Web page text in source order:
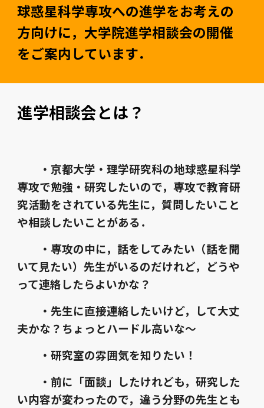
球惑星科学専攻への進学をお考えの
方向けに，大学院進学相談会の開催
をご案内しています．
進学相談会とは？
・京都大学・理学研究科の地球惑星科学
専攻で勉強・研究したいので，専攻で教育研
究活動をされている先生に，質問したいこと
や相談したいことがある．
・専攻の中に，話をしてみたい（話を聞
いて見たい）先生がいるのだけれど，どうや
って連絡したらよいかな？
・先生に直接連絡したいけど，して大丈
夫かな？ちょっとハードル高いな～
・研究室の雰囲気を知りたい！
・前に「面談」したけれども，研究した
い内容が変わったので，違う分野の先生とも